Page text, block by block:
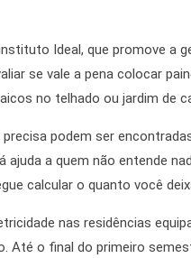
Ideal, que promove a
se vale a pena colocar
no telhado ou jardim de
podem ser
a quem não entende
calcular o quanto você
nas residências
Até o final do primeiro